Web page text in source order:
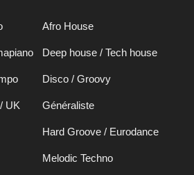
Afro House
Deep house / Tech house
Disco / Groovy
UK Généraliste
Hard Groove / Eurodance
Melodic Techno